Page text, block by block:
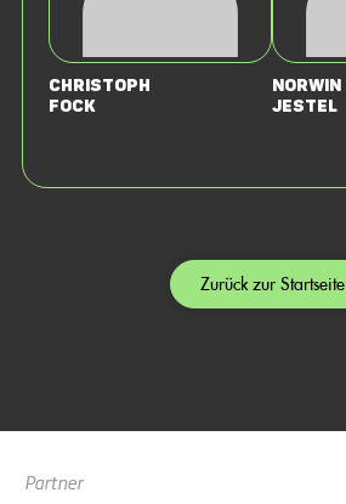
Christoph
Fock
Norwin
Jestel
Zurück zur Startseite
Partner